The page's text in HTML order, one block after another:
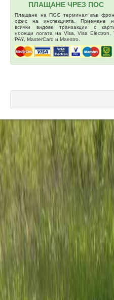
ПЛАЩАНЕ ЧРЕЗ ПОС
Плащане на ПОС терминал във
офис на инспекцията. Приемане
всички видове транзакции с
носещи логата на Visa, Visa Electron,
PAY, MasterCard и Maestro.